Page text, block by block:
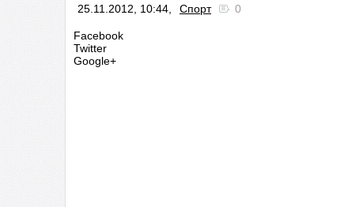
25.11.2012, 10:44, Спорт 0
Facebook
Twitter
Google+